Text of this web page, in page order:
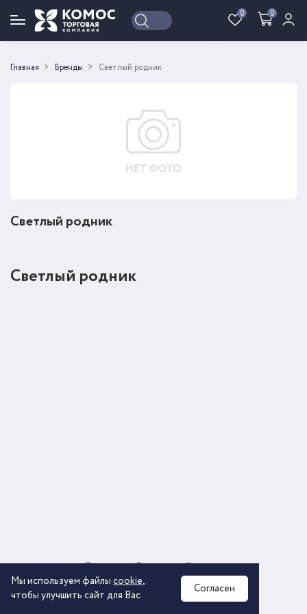
0 0
Войти Регистрация
Главная Бренды Светлый родник
Светлый родник
Светлый родник
2026 © ООО «КОМОС ГРУПП» «Торговая компания»
О компании Соглашение
Политика обработки персональных данных
Контакты
Мы используем файлы cookie,
чтобы улучшить сайт для Вас
Согласен